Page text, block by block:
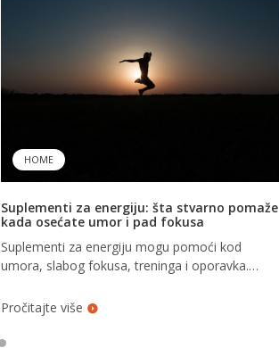
HOME
Suplementi za energiju: šta stvarno pomaže
kada osećate umor i pad fokusa
Suplementi za energiju mogu pomoći kod
umora, slabog fokusa, treninga i oporavka.
pravi.
Pročitajte više